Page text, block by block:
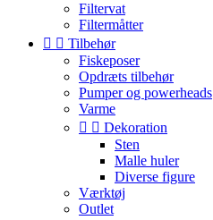
Filtervat
Filtermåtter
  Tilbehør
Fiskeposer
Opdræts tilbehør
Pumper og powerheads
Varme
  Dekoration
Sten
Malle huler
Diverse figure
Værktøj
Outlet